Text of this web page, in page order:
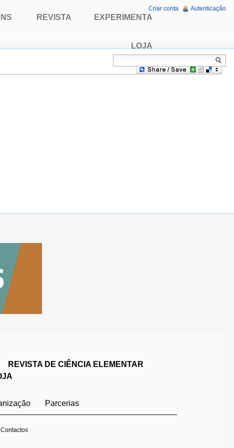
REVISTA EXPERIMENTA
LOJA
Criar conta Autenticação
REVISTA DE CIÊNCIA ELEMENTAR
Parcerias
Contactos